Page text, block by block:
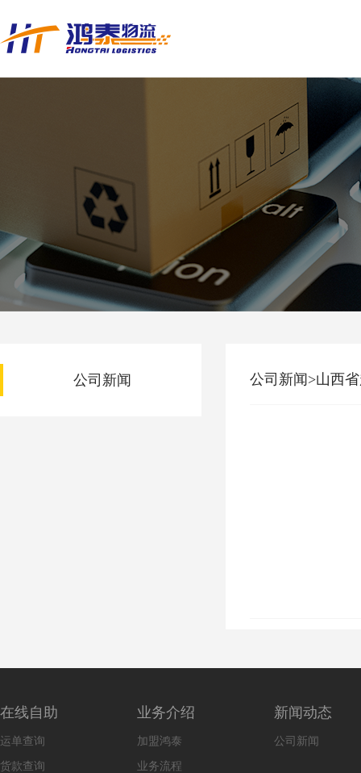
公司新闻 公司新闻>山西
在线自助
运单查询
货款查询
业务介绍
加盟鸿泰
业务流程
新闻动态
公司新闻